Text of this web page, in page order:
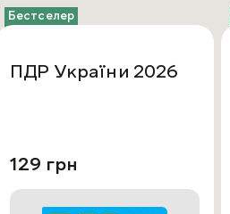
Бестселер
ПДР України 2026
129 грн